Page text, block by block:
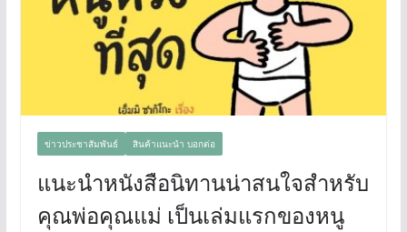
ข่าวประชาสัมพันธ์ สินค้าแนะนำ บอกต่อ
แนะนำหนังสือนิทานน่าสนใจสำหรับ
คุณพ่อคุณแม่ เป็นเล่มแรกของหนู